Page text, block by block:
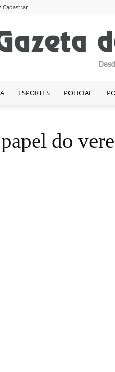
Cadastrar
ESPORTES POLICIAL
do